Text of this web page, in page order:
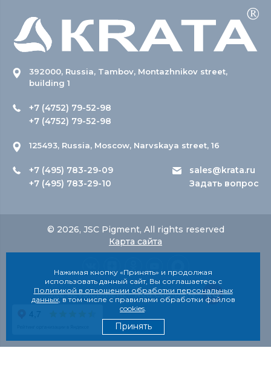
392000, Russia, Tambov, Montazhnikov street,
building 1
+7 (4752) 79-52-98
+7 (4752) 79-52-98
125493, Russia, Moscow, Narvskaya street, 16
+7 (495) 783-29-09
+7 (495) 783-29-10
sales@krata.ru
Задать вопрос
© 2026, JSC Pigment, All rights reserved
Карта сайта
Site development - Red Company
Нажимая кнопку «Принять» и продолжая
использовать данный сайт, Вы соглашаетесь с
Политикой в отношении обработки персональных
данных, в том числе с правилами обработки файлов
cookies.
Принять